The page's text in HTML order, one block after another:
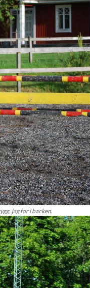
jag for i backen.